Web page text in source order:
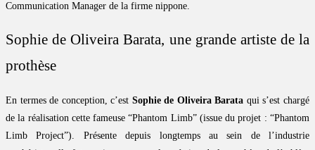
Communication Manager de la firme nippone.
Sophie de Oliveira Barata, une grande artiste de la
prothèse
En termes de conception, c’est Sophie de Oliveira Barata qui s’est chargé
de la réalisation cette fameuse “Phantom Limb” (issue du projet : “Phantom
Limb Project”). Présente depuis longtemps au sein de l’industrie